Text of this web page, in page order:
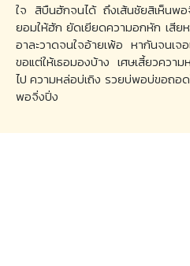
ใจ สิบืนฮักจนได้ ถึงเส้นชัยสิเห็นพ
ยอมให้ฮัก ยัดเยียดความอกหัก เสีย
อาละวาดจนใจอ้ายเพ้อ หากันจนเจ
ขอแต่ให้เธอมองบ้าง เศษเสี้ยวควา
ไป ความหล่อบ่เถิง รวยบ่พอบ่ขอถอ
พอจิ่งปิ่ง